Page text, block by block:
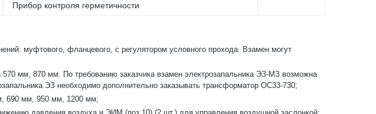
Прибор контроля герметичности
муфтового, фланцевого, с регулятором условного прохода. Взамен могут
мм, 870 мм. По требованию заказчика взамен электрозапальника ЭЗ-МЗ возможна
ЭЗ необходимо дополнительно заказывать трансформатор ОС33-730;
690 мм, 950 мм, 1200 мм;